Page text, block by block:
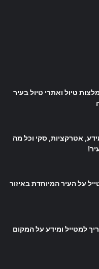
טיול ואתרי טיול בעיר
אטרקציות, סקי וכל מה
על העיר המיוחדת באיזור
למטייל ומידע על המקום